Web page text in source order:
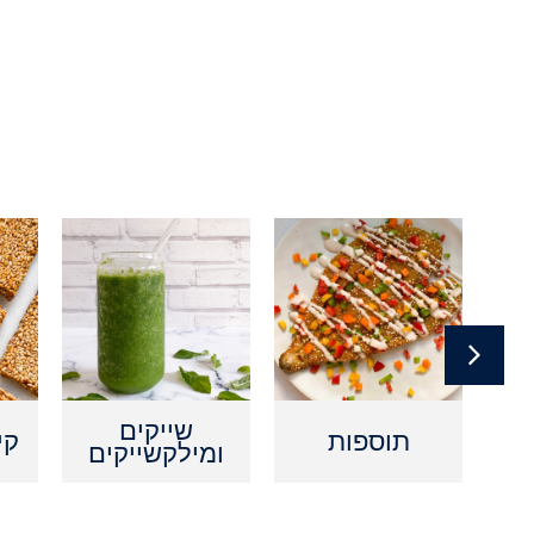
תוספות שייקים
ומילקשייקים